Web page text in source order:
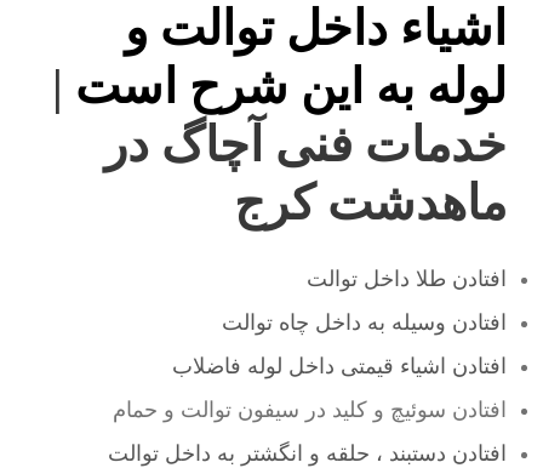
اشیاء داخل توالت و
لوله به این شرح است |
خدمات فنی آچاگ در
ماهدشت کرج
افتادن طلا داخل توالت
افتادن وسیله به داخل چاه توالت
افتادن اشیاء قیمتی داخل لوله فاضلاب
افتادن سوئیچ و کلید در سیفون توالت و حمام
افتادن دستبند ، حلقه و انگشتر به داخل توالت